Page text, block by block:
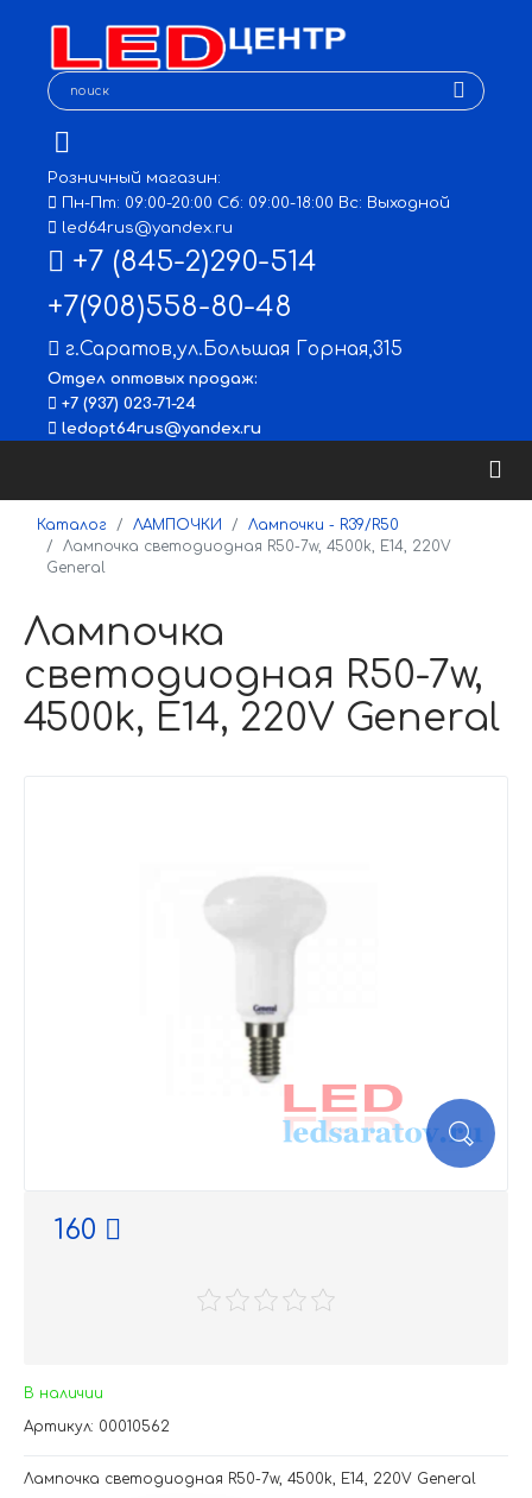
Розничный магазин:
Пн-Пт: 09:00-20:00 Сб: 09:00-18:00 Вс: Выходной
led64rus@yandex.ru
+7 (845-2)290-514
+7(908)558-80-48
г.Саратов,ул.Большая Горная,315
Отдел оптовых продаж:
+7 (937) 023-71-24
ledopt64rus@yandex.ru
Каталог ЛАМПОЧКИ
Лампочки - R39/R50
Лампочка светодиодная R50-7w, 4500k, E14, 220V
General
Лампочка
светодиодная R50-7w,
4500k, E14, 220V General
160
В наличии
Артикул: 00010562
Лампочка светодиодная R50-7w, 4500k, E14, 220V General